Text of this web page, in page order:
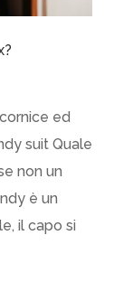
ed
suit Quale
non un
è un
il capo si